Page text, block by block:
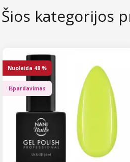
Šios kategorijos
Nuolaida 48 %
Išpardavimas